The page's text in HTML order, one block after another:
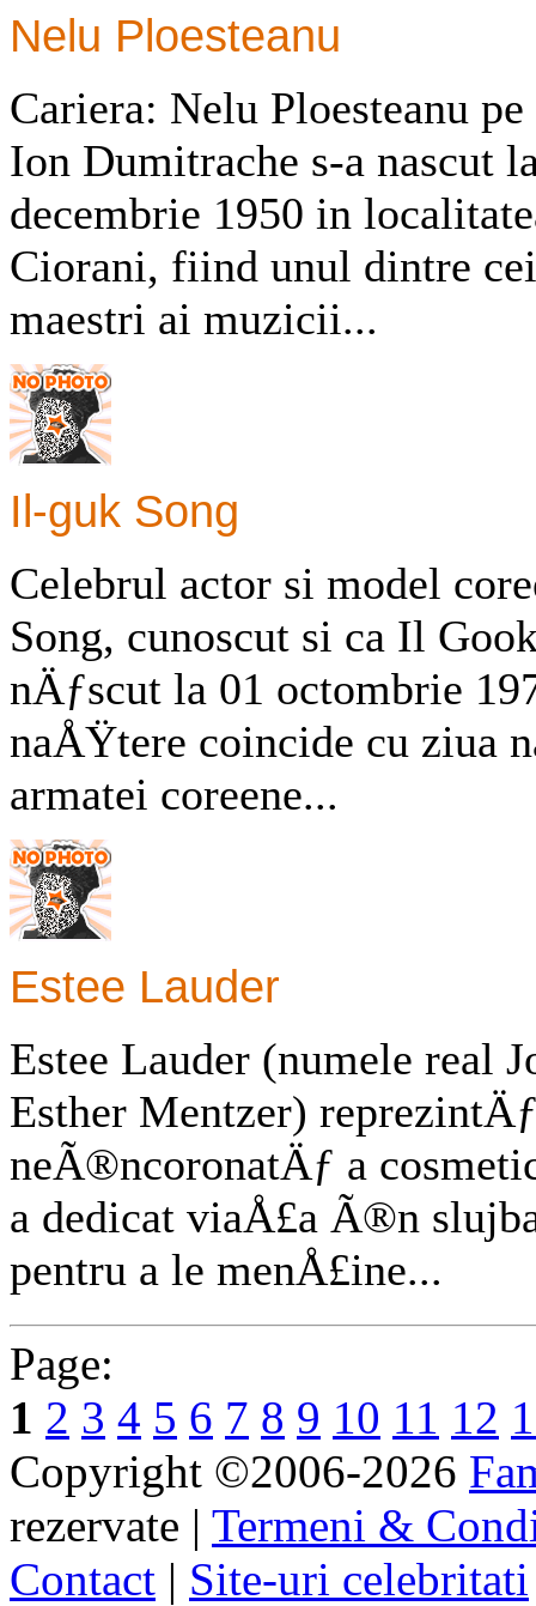
Nelu Ploesteanu
Cariera: Nelu Ploesteanu
Ion Dumitrache s-a nascut
decembrie 1950 in
Ciorani, fiind unul dintre
maestri ai muzicii...
Il-guk Song
Celebrul actor si model
Song, cunoscut si ca Il
nÄƒscut la 01 octombrie
naÅŸtere coincide cu ziua
armatei coreene...
Estee Lauder
Estee Lauder (numele real
Esther Mentzer)
neÃ®ncoronatÄƒ a
a dedicat viaÅ£a Ã®n
pentru a le menÅ£ine...
Page:
1 2 3 4 5 6 7 8 9 10 11 12
Copyright ©2006-2026
rezervate | Termeni &
Contact | Site-uri celebritati